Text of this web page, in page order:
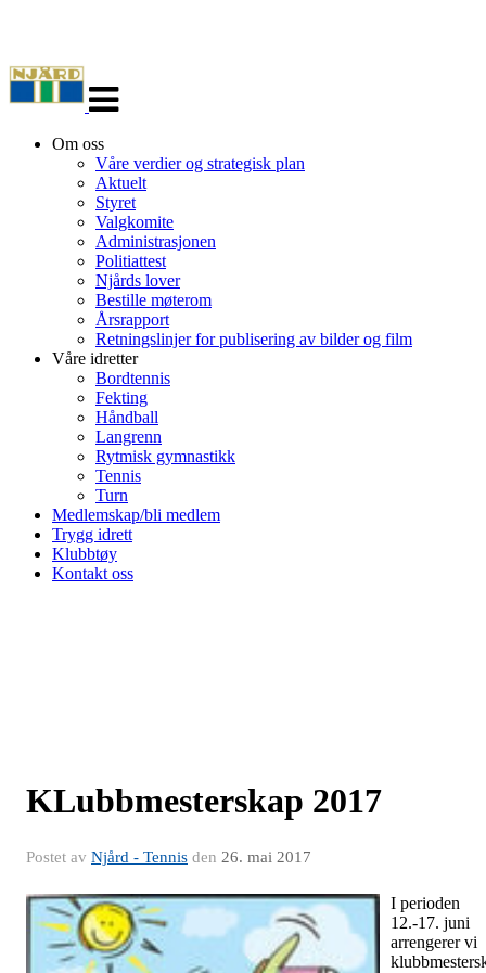
navigasjon
Om oss
Våre verdier og strategisk plan
Aktuelt
Styret
Valgkomite
Administrasjonen
Politiattest
Njårds lover
Bestille møterom
Årsrapport
Retningslinjer for publisering av bilder og film
Våre idretter
Bordtennis
Fekting
Håndball
Langrenn
Rytmisk gymnastikk
Tennis
Turn
Medlemskap/bli medlem
Trygg idrett
Klubbtøy
Kontakt oss
KLubbmesterskap 2017
Postet av Njård - Tennis den 26. mai 2017
I perioden
12.-17. juni
arrengerer vi